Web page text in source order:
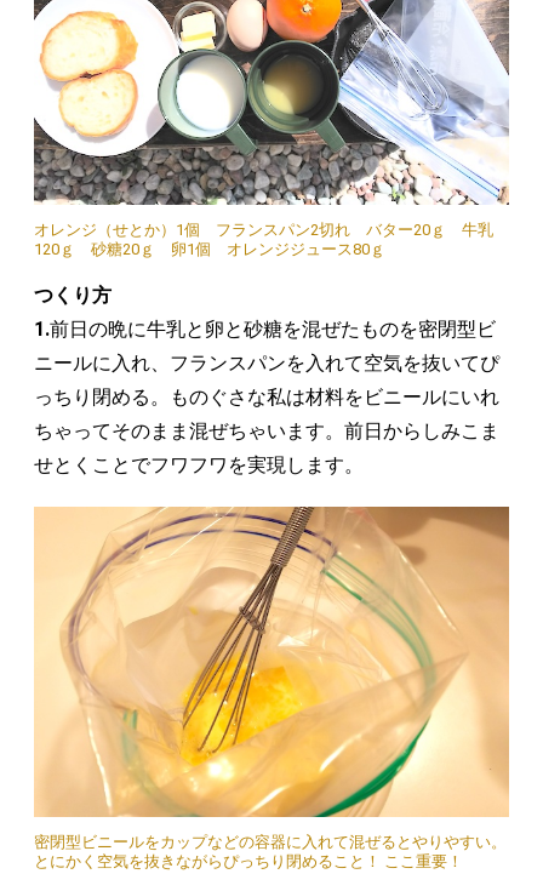
オレンジ（せとか）1個 フランスパン2切れ バター20ｇ 牛乳
120ｇ 砂糖20ｇ 卵1個 オレンジジュース80ｇ
つくり方
1.前日の晩に牛乳と卵と砂糖を混ぜたものを密閉型ビ
ニールに入れ、フランスパンを入れて空気を抜いてぴ
っちり閉める。ものぐさな私は材料をビニールにいれ
ちゃってそのまま混ぜちゃいます。前日からしみこま
せとくことでフワフワを実現します。
密閉型ビニールをカップなどの容器に入れて混ぜるとやりやすい。
とにかく空気を抜きながらぴっちり閉めること！ ここ重要！